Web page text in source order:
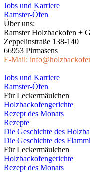
Jobs und Karriere
Ramster-Öfen
Über uns:
Ramster Holzbackofen +
Zeppelinstraße 138-140
66953 Pirmasens
E-Mail:
Jobs und Karriere
Ramster-Öfen
Für Leckermäulchen
Holzbackofengerichte
Rezept des Monats
Rezepte
Die Geschichte des
Die Geschichte des
Für Leckermäulchen
Holzbackofengerichte
Rezept des Monats